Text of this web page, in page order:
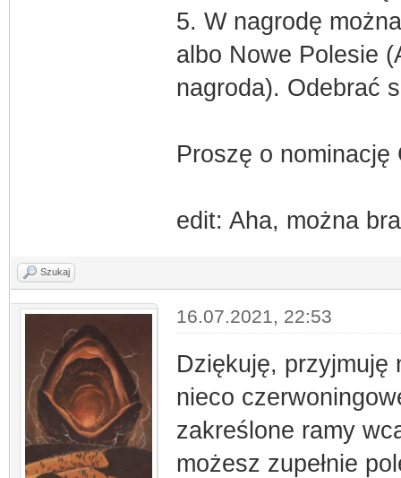
5. W nagrodę
albo Nowe Polesie
nagroda). Odebrać
Proszę o
edit: Aha, można
Szukaj
16.07.2021, 22:53
Dziękuję, przyjmuję
nieco
zakreślone ramy
możesz zupełnie